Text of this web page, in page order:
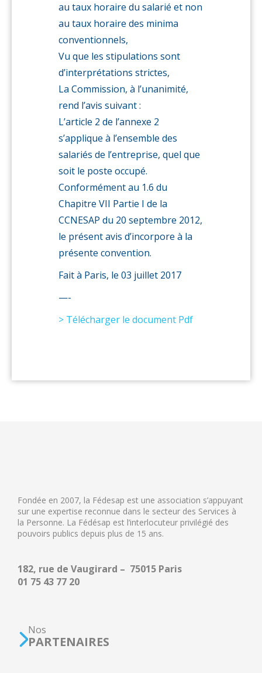
au taux horaire du salarié et non
au taux horaire des minima
conventionnels,
Vu que les stipulations sont
d’interprétations strictes,
La Commission, à l’unanimité,
rend l’avis suivant :
L’article 2 de l’annexe 2
s’applique à l’ensemble des
salariés de l’entreprise, quel que
soit le poste occupé.
Conformément au 1.6 du
Chapitre VII Partie I de la
CCNESAP du 20 septembre 2012,
le présent avis d’incorpore à la
présente convention.
Fait à Paris, le 03 juillet 2017
—-
> Télécharger le document Pdf
Fondée en 2007, la Fédesap est une association s’appuyant
sur une expertise reconnue dans le secteur des Services à
la Personne. La Fédésap est l’interlocuteur privilégié des
pouvoirs publics depuis plus de 15 ans.
182, rue de Vaugirard – 75015 Paris
01 75 43 77 20
Nos
PARTENAIRES